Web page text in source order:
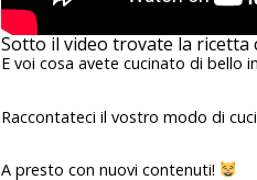
Sotto il video trovate la ricetta
E voi cosa avete cucinato di bello
Raccontateci il vostro modo di
A presto con nuovi contenuti!